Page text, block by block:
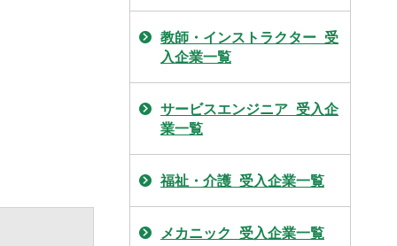
教師・インストラクター_受
入企業一覧
サービスエンジニア_受入企
業一覧
福祉・介護_受入企業一覧
メカニック_受入企業一覧